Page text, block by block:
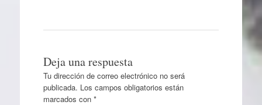
Deja una respuesta
Tu dirección de correo electrónico no será
publicada. Los campos obligatorios están
marcados con *